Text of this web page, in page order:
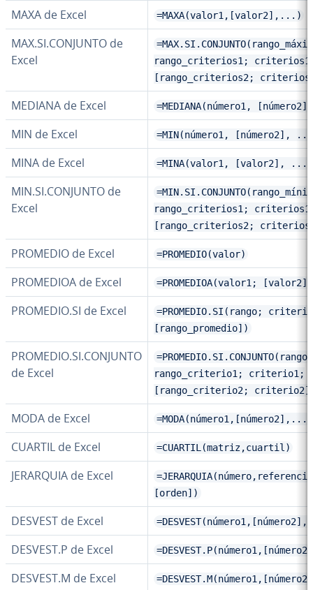
MAXA de Excel =MAXA(valor1,[valor2],...)
MAX.SI.CONJUNTO de
Excel
rango_criterios1;
[rango_criterios2;
MEDIANA de Excel =MEDIANA(número1,
MIN de Excel =MIN(número1, [número2],
MINA de Excel =MINA(valor1, [valor2], ...)
MIN.SI.CONJUNTO de
Excel
rango_criterios1;
[rango_criterios2;
PROMEDIO de Excel =PROMEDIO(valor)
PROMEDIOA de Excel =PROMEDIOA(valor1;
PROMEDIO.SI de Excel
=PROMEDIO.SI(rango;
[rango_promedio])
PROMEDIO.SI.CONJUNTO
de Excel
rango_criterio1; criterio1;
[rango_criterio2;
MODA de Excel =MODA(número1,[número2],...)
CUARTIL de Excel =CUARTIL(matriz,cuartil)
JERARQUIA de Excel
[orden])
DESVEST de Excel
DESVEST.P de Excel
DESVEST.M de Excel